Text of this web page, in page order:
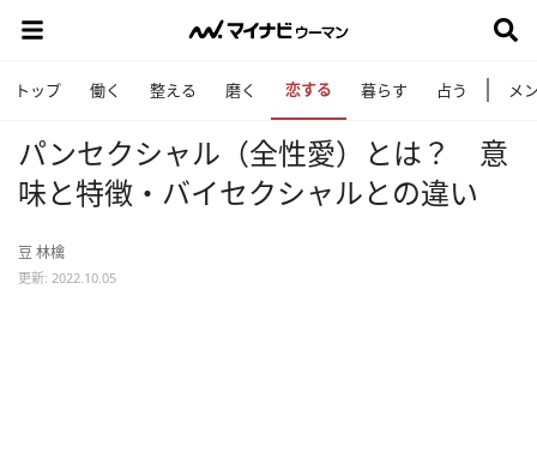
トップ 働く 整える 磨く 恋する 暮らす 占う メ
パンセクシャル（全性愛）とは？ 意
味と特徴・バイセクシャルとの違い
豆 林檎
更新: 2022.10.05